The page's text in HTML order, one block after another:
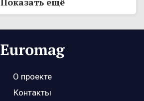
О проекте
Контакты